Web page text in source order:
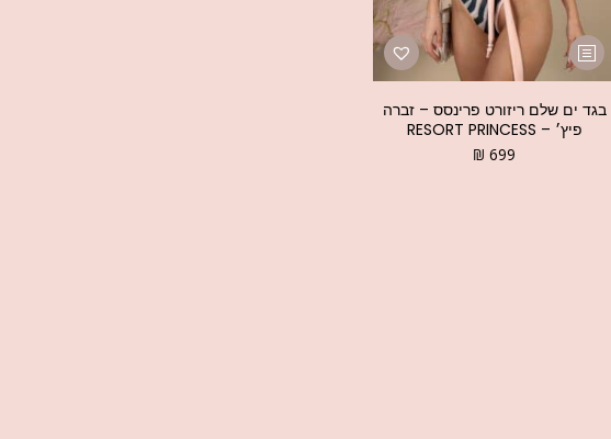
בגד ים שלם ריזורט פרינסס – זברה
פיץ׳ – RESORT PRINCESS
₪ 699